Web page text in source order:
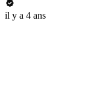
il y a 4 ans